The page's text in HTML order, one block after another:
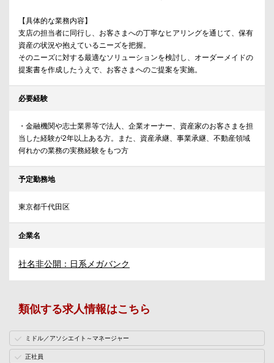
【具体的な業務内容】
支店の担当者に同行し、お客さまへの丁寧なヒアリングを通じて、保有
資産の状況や抱えているニーズを把握。
そのニーズに対する最適なソリューションを検討し、オーダーメイドの
提案書を作成したうえで、お客さまへのご提案を実施。
必要経験
・金融機関や志士業界等で法人、企業オーナー、資産家のお客さまを担
当した経験が2年以上ある方。また、資産承継、事業承継、不動産領域
何れかの業務の実務経験をもつ方
予定勤務地
東京都千代田区
企業名
社名非公開：日系メガバンク
類似する求人情報はこちら
ミドル／アソシエイト～マネージャー
正社員